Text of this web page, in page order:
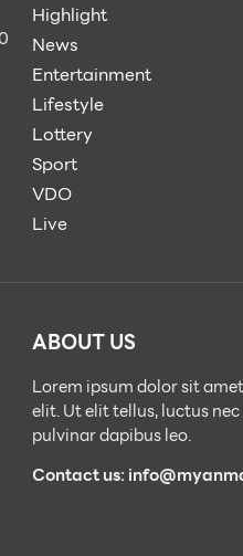
Highlight
News
Entertainment
Lifestyle
Lottery
Sport
VDO
Live
ABOUT US
Lorem ipsum dolor sit
elit. Ut elit tellus, luctus
pulvinar dapibus leo.
Contact us: